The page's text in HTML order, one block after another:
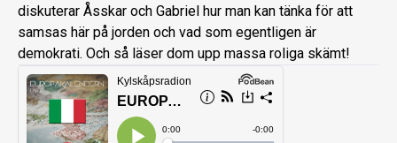
diskuterar Åsskar och Gabriel hur man kan tänka för att
samsas här på jorden och vad som egentligen är
demokrati. Och så läser dom upp massa roliga skämt!